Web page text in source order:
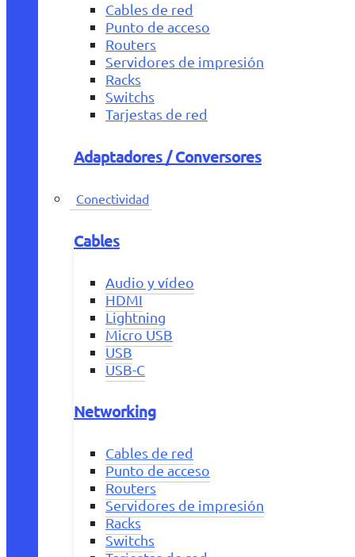
Cables de red
Punto de acceso
Routers
Servidores de impresión
Racks
Switchs
Tarjestas de red
Adaptadores / Conversores
Conectividad
Cables
Audio y vídeo
HDMI
Lightning
Micro USB
USB
USB-C
Networking
Cables de red
Punto de acceso
Routers
Servidores de impresión
Racks
Switchs